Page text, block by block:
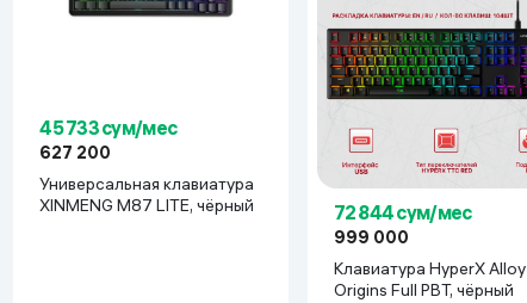
45 733 сум/мес
627 200
Универсальная клавиатура
XINMENG M87 LITE, чёрный
72 844 сум/мес
999 000
Клавиатура HyperX Alloy
Origins Full PBT, чёрный